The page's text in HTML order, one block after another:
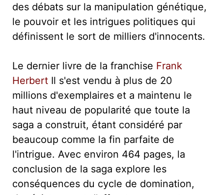
des débats sur la manipulation génétique,
le pouvoir et les intrigues politiques qui
définissent le sort de milliers d'innocents.
Le dernier livre de la franchise Frank
Herbert Il s'est vendu à plus de 20
millions d'exemplaires et a maintenu le
haut niveau de popularité que toute la
saga a construit, étant considéré par
beaucoup comme la fin parfaite de
l'intrigue. Avec environ 464 pages, la
conclusion de la saga explore les
conséquences du cycle de domination,